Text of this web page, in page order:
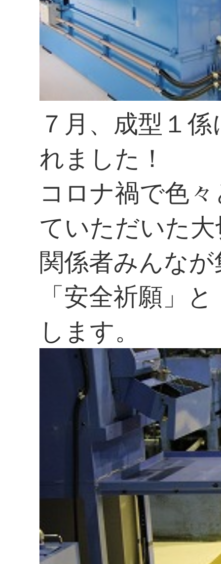
７月、成型１
れました！
コロナ禍で色
ていただいた
関係者みんな
「安全祈願」
します。